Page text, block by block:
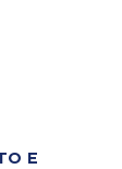
E